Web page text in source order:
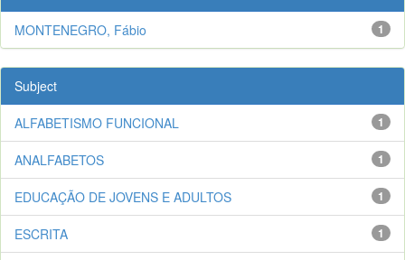
1
MONTENEGRO, Fábio
Subject
1
ALFABETISMO FUNCIONAL
1
ANALFABETOS
1
EDUCAÇÃO DE JOVENS E ADULTOS
1
ESCRITA